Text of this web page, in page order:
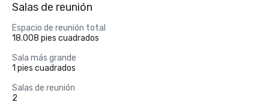
Salas de reunión
Espacio de reunión total
18.008 pies cuadrados
Sala más grande
1 pies cuadrados
Salas de reunión
2